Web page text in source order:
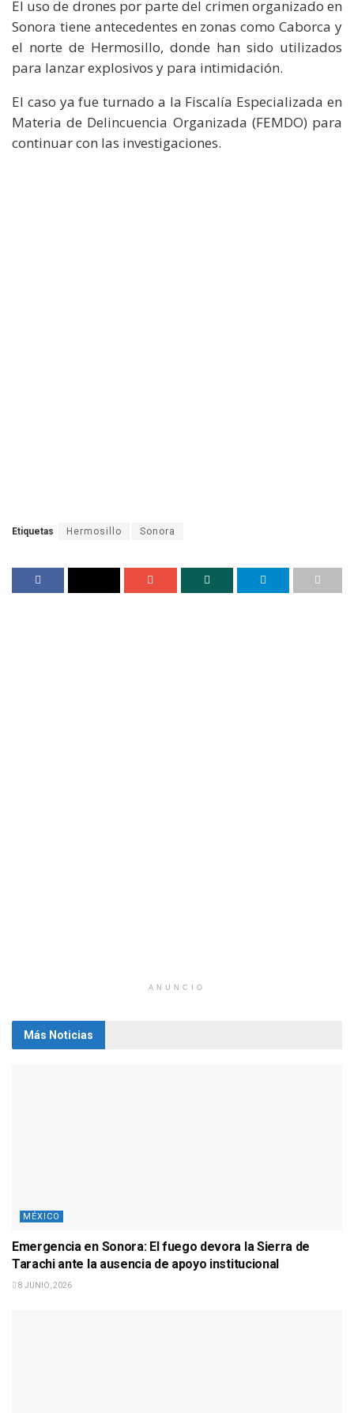
El uso de drones por parte del crimen organizado en
Sonora tiene antecedentes en zonas como Caborca y
el norte de Hermosillo, donde han sido utilizados
para lanzar explosivos y para intimidación.
El caso ya fue turnado a la Fiscalía Especializada en
Materia de Delincuencia Organizada (FEMDO) para
continuar con las investigaciones.
Etiquetas Hermosillo Sonora
ANUNCIO
Más Noticias
MÉXICO
Emergencia en Sonora: El fuego devora la Sierra de
Tarachi ante la ausencia de apoyo institucional
8 JUNIO, 2026